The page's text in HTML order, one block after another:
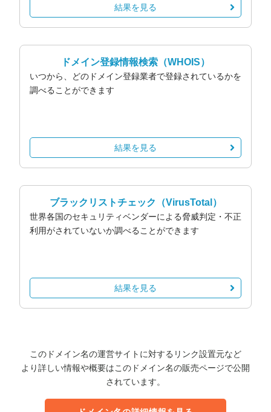
結果を見る
ドメイン登録情報検索 （WHOIS）
いつから、どのドメイン登録業者で登録されているかを
調べることができます
結果を見る
ブラックリストチェック （VirusTotal）
世界各国のセキュリティベンダーによる脅威判定・不正
利用がされていないか調べることができます
結果を見る
このドメイン名の運営サイトに対するリンク設置元など
より詳しい情報や概要はこのドメイン名の販売ページで公開
されています。